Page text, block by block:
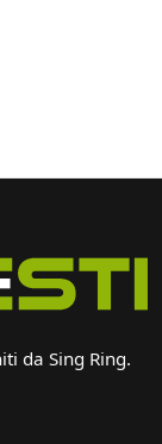
da Sing Ring.